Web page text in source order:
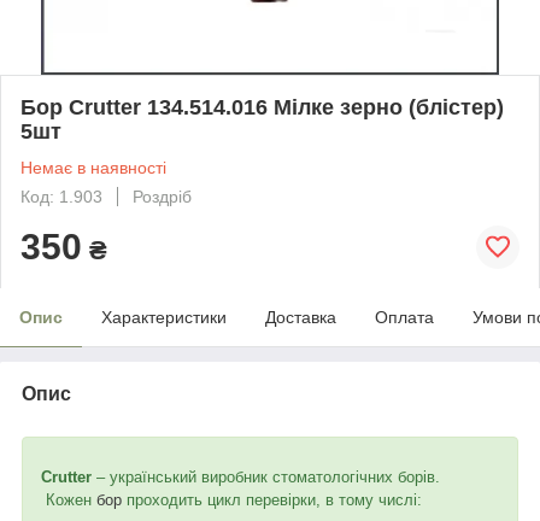
Бор Crutter 134.514.016 Мілке зерно (блістер)
5шт
Немає в наявності
Код: 1.903
Роздріб
350 ₴
Опис Характеристики Доставка Оплата Умови
Опис
Crutter – український виробник стоматологічних борів.
Кожен бор проходить цикл перевірки, в тому числі: